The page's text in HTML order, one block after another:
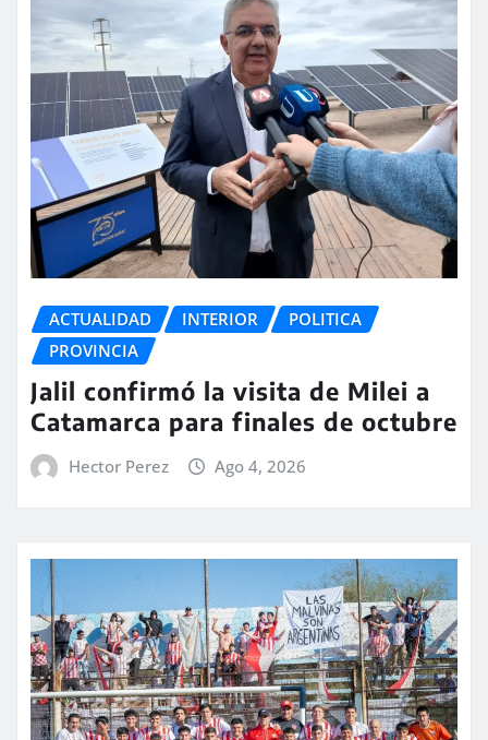
ACTUALIDAD INTERIOR
POLITICA
PROVINCIA
Jalil confirmó la visita de Milei a
Catamarca para finales de octubre
Hector Perez Ago 4, 2026